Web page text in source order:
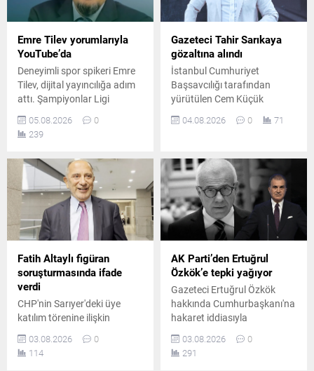
Emre Tilev yorumlarıyla
YouTube’da
Deneyimli spor spikeri Emre
Tilev, dijital yayıncılığa adım
attı. Şampiyonlar Ligi
kazınan Emre Tilev, kurduğu
YouTube kanalında her
değerlendirecek.
05.08.2026
0
239
Gazeteci Tahir Sarıkaya
gözaltına alındı
İstanbul Cumhuriyet
Başsavcılığı tarafından
yürütülen Cem Küçük
gazeteci Tahir Sarıkaya
hareketlere ilişkin
incelemelerin sürdüğü
bildirildi.
04.08.2026 0 71
Fatih Altaylı figüran
soruşturmasında ifade
verdi
CHP'nin Sarıyer'deki üye
katılım törenine ilişkin
yürütülen soruşturma
kapsamında gazeteci Fatih
Altaylı, İstanbul Adalet
03.08.2026
0
114
AK Parti’den Ertuğrul
Özkök’e tepki yağıyor
Gazeteci Ertuğrul Özkök
hakkında Cumhurbaşkanı'na
hakaret iddiasıyla
soruşturma başlatılmasının
ardından AK Parti Sözcüsü
Ömer Çelik açıklamalarda
03.08.2026
0
291